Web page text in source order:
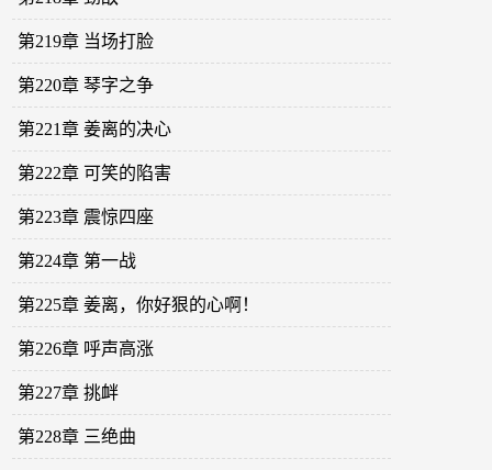
第219章 当场打脸
第220章 琴字之争
第221章 姜离的决心
第222章 可笑的陷害
第223章 震惊四座
第224章 第一战
第225章 姜离，你好狠的心啊！
第226章 呼声高涨
第227章 挑衅
第228章 三绝曲